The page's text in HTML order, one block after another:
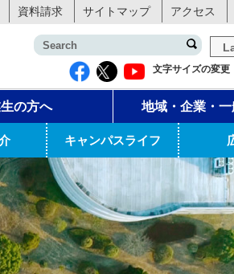
資料請求 サイトマップ アクセス
文字サイズの変更
の方へ 地域・企業・
キャンパスライフ